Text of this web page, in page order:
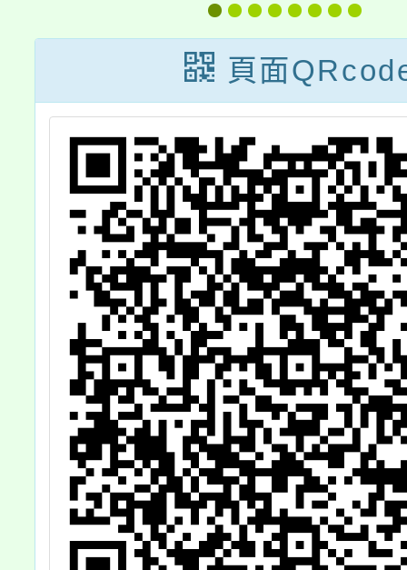
小隊長訓練營活
動一案，請鼓勵
所屬踴躍報名參
加
令營
1 份，
轉知
校內
踴躍
請
頁面